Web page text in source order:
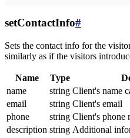
setContactInfo#
Sets the contact info for the
similarly as if the visitors
Name Type
name
string Client's name
email
string Client's email
phone
string Client's phone
description string Additional